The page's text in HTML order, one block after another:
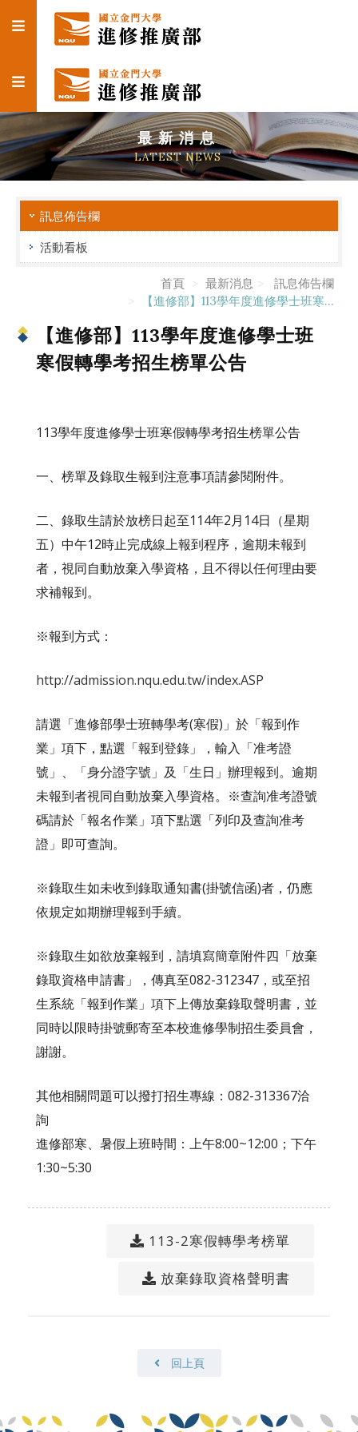
最新消息
LATEST NEWS
訊息佈告欄
活動看板
首頁 最新消息
訊息佈告欄
【進修部】113學年度進修學士班寒...
【進修部】113學年度進修學士班
寒假轉學考招生榜單公告
113學年度進修學士班寒假轉學考招生榜單公告
一、榜單及錄取生報到注意事項請參閱附件。
二、錄取生請於放榜日起至114年2月14日（星期
五）中午12時止完成線上報到程序，逾期未報到
者，視同自動放棄入學資格，且不得以任何理由要
求補報到。
※報到方式：
http://admission.nqu.edu.tw/index.ASP
請選「進修部學士班轉學考(寒假)」於「報到作
業」項下，點選「報到登錄」，輸入「准考證
號」、「身分證字號」及「生日」辦理報到。逾期
未報到者視同自動放棄入學資格。 ※查詢准考證號
碼請於「報名作業」項下點選「列印及查詢准考
證」即可查詢。
※錄取生如未收到錄取通知書(掛號信函)者，仍應
依規定如期辦理報到手續。
※錄取生如欲放棄報到，請填寫簡章附件四「放棄
錄取資格申請書」，傳真至082-312347，或至招
生系統「報到作業」項下上傳放棄錄取聲明書，並
同時以限時掛號郵寄至本校進修學制招生委員會，
謝謝。
其他相關問題可以撥打招生專線：082-313367洽
詢
進修部寒、暑假上班時間：上午8:00~12:00；下午
1:30~5:30
113-2寒假轉學考榜單
放棄錄取資格聲明書
回上頁